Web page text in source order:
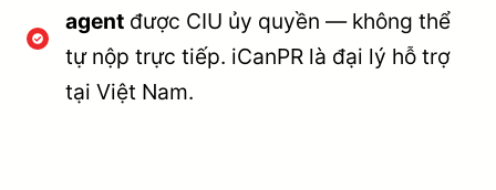
agent được CIU ủy quyền — không thể
tự nộp trực tiếp. iCanPR là đại lý hỗ trợ
tại Việt Nam.